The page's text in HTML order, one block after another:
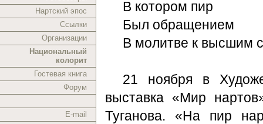
Нартский эпос
Ссылки
Организации
Национальный
колорит
Гостевая книга
Форум
E-mail
В котором пир
Был обращением
В молитве к высшим
21 ноября в
выставка «Мир
Туганова. «На пир